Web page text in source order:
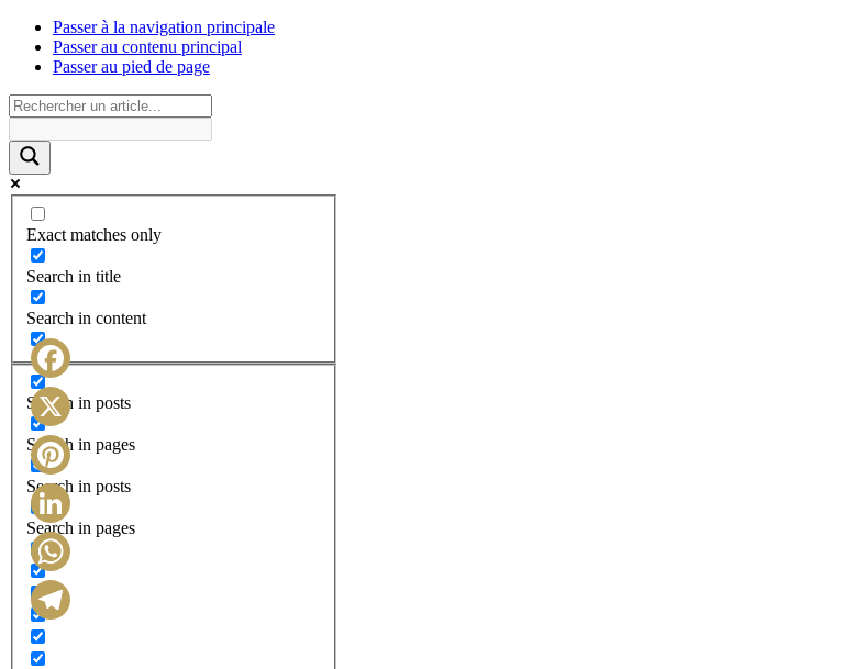
Passer à la navigation principale
Passer au contenu principal
Passer au pied de page
Exact matches only
Search in title
Search in content
Search in posts
Search in pages
Search in posts
Search in pages
Facebook
X
Pinterest
LinkedIn
WhatsApp
Telegram